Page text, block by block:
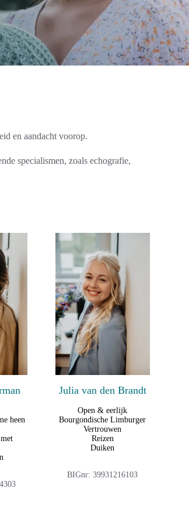
en aandacht voorop.
specialismen, zoals echografie,
heen
Julia van den Brandt
Open & eerlijk
Bourgondische Limburger
Vertrouwen
Reizen
Duiken
BIGnr: 39931216103